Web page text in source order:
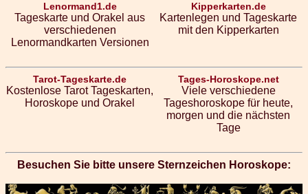
Lenormand1.de
Tageskarte und Orakel aus
verschiedenen
Lenormandkarten Versionen
Kipperkarten.de
Kartenlegen und Tageskarte
mit den Kipperkarten
Tarot-Tageskarte.de
Kostenlose Tarot Tageskarten,
Horoskope und Orakel
Tages-Horoskope.net
Viele verschiedene
Tageshoroskope für heute,
morgen und die nächsten
Tage
Besuchen Sie bitte unsere Sternzeichen Horoskope: